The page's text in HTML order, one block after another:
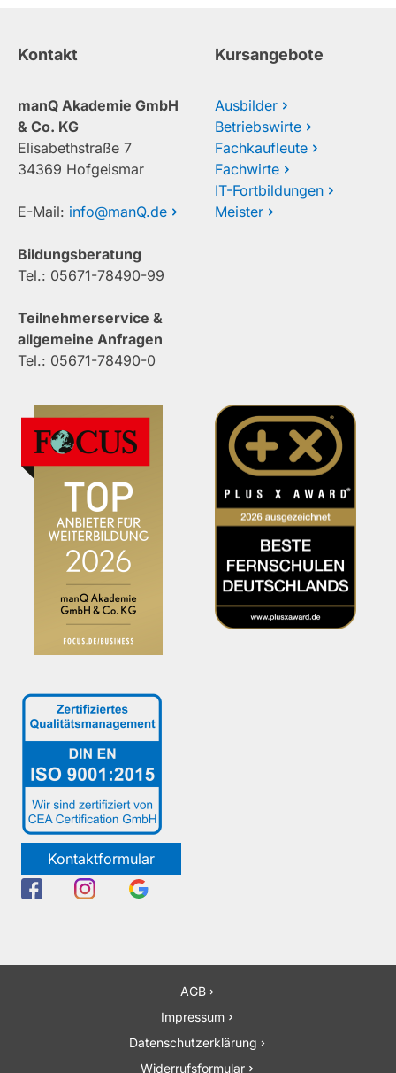
Kontakt
manQ Akademie GmbH
& Co. KG
Elisabethstraße 7
34369 Hofgeismar
E-Mail: info@manQ.de
Bildungsberatung
Tel.: 05671-78490-99
Teilnehmerservice &
allgemeine Anfragen
Tel.: 05671-78490-0
Kursangebote
Ausbilder
Betriebswirte
Fachkaufleute
Fachwirte
IT-Fortbildungen
Meister
Kontaktformular
AGB
Impressum
Datenschutzerklärung
Widerrufsformular